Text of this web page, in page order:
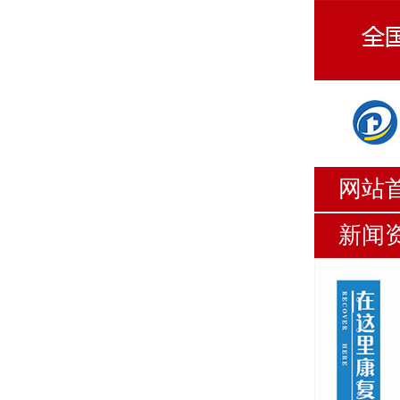
网站
新闻